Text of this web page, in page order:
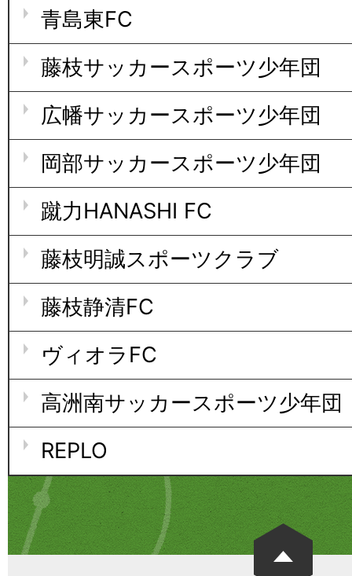
青島東FC
藤枝サッカースポーツ少年団
広幡サッカースポーツ少年団
岡部サッカースポーツ少年団
蹴力HANASHI FC
藤枝明誠スポーツクラブ
藤枝静清FC
ヴィオラFC
高洲南サッカースポーツ少年団
REPLO